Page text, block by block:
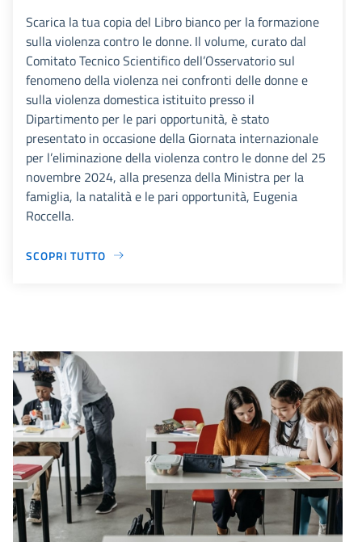
Scarica la tua copia del Libro bianco per la formazione
sulla violenza contro le donne. Il volume, curato dal
Comitato Tecnico Scientifico dell’Osservatorio sul
fenomeno della violenza nei confronti delle donne e
sulla violenza domestica istituito presso il
Dipartimento per le pari opportunità, è stato
presentato in occasione della Giornata internazionale
per l’eliminazione della violenza contro le donne del 25
novembre 2024, alla presenza della Ministra per la
famiglia, la natalità e le pari opportunità, Eugenia
Roccella.
SCOPRI TUTTO